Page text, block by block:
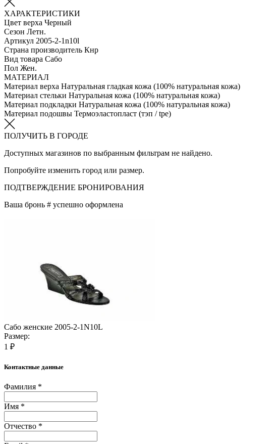
ХАРАКТЕРИСТИКИ
Цвет верха Черный
Сезон Летн.
Артикул 2005-2-1n10l
Страна производитель Кнр
Вид товара Сабо
Пол Жен.
МАТЕРИАЛ
Материал верха Натуральная гладкая кожа (100% натуральная кожа)
Материал стельки Натуральная кожа (100% натуральная кожа)
Материал подкладки Натуральная кожа (100% натуральная кожа)
Материал подошвы Термоэластопласт (тэп / tpe)
ПОЛУЧИТЬ В ГОРОДЕ
Доступных магазинов по выбранным фильтрам не найдено.
Попробуйте изменить город или размер.
ПОДТВЕРЖДЕНИЕ БРОНИРОВАНИЯ
Ваша бронь # успешно оформлена
Сабо женские 2005-2-1N10L
Размер:
1 ₽
Контактные данные
Фамилия *
Имя *
Отчество *